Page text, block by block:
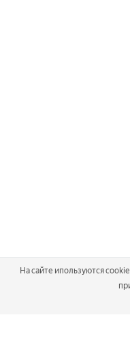
На сайте ипользуются